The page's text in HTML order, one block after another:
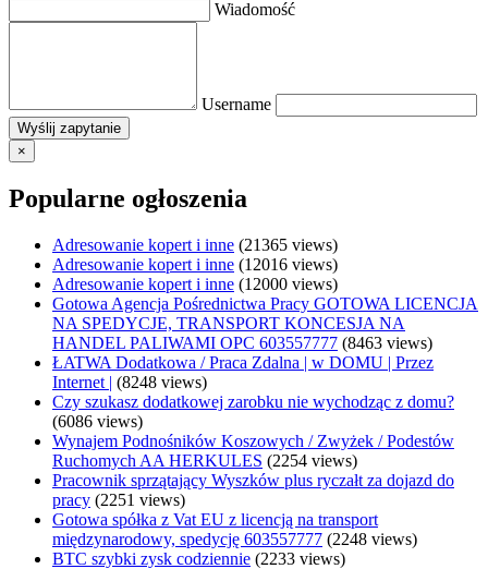
Wiadomość
Username
×
Popularne ogłoszenia
Adresowanie kopert i inne (21365 views)
Adresowanie kopert i inne (12016 views)
Adresowanie kopert i inne (12000 views)
Gotowa Agencja Pośrednictwa Pracy GOTOWA LICENCJA
NA SPEDYCJE, TRANSPORT KONCESJA NA
HANDEL PALIWAMI OPC 603557777 (8463 views)
ŁATWA Dodatkowa / Praca Zdalna | w DOMU | Przez
Internet | (8248 views)
Czy szukasz dodatkowej zarobku nie wychodząc z domu?
(6086 views)
Wynajem Podnośników Koszowych / Zwyżek / Podestów
Ruchomych AA HERKULES (2254 views)
Pracownik sprzątający Wyszków plus ryczałt za dojazd do
pracy (2251 views)
Gotowa spółka z Vat EU z licencją na transport
międzynarodowy, spedycję 603557777 (2248 views)
BTC szybki zysk codziennie (2233 views)